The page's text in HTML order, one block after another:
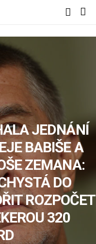
JEDNÁNÍ
BABIŠE A
ZEMANA:
DO
ROZPOČET
320